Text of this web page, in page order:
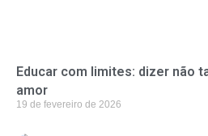
Educar com limites: dizer não
amor
19 de fevereiro de 2026